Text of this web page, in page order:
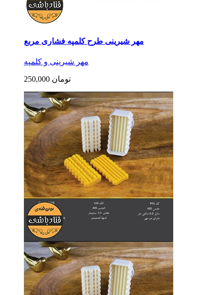
مهر شیرینی طرح کلمپه فشاری مربع
مهر شیرینی و کلمپه
250,000 تومان